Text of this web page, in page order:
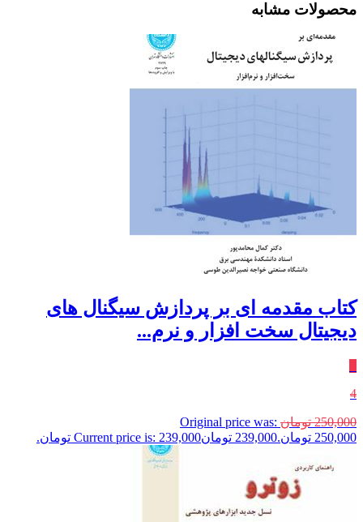
محصولات مشابه
کتاب مقدمه ای بر پردازش سیگنال های
دیجیتال سخت افزار و نرم...
4
250,000 تومان Original price was:
250,000 تومان.
239,000 تومانCurrent price is: 239,000 تومان.